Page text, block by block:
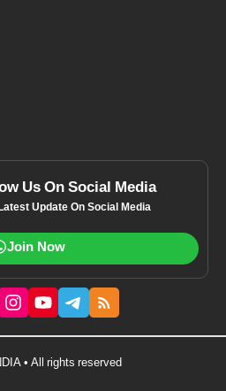
Us On Social Media
Update On Social Media
Join Now
• All rights reserved